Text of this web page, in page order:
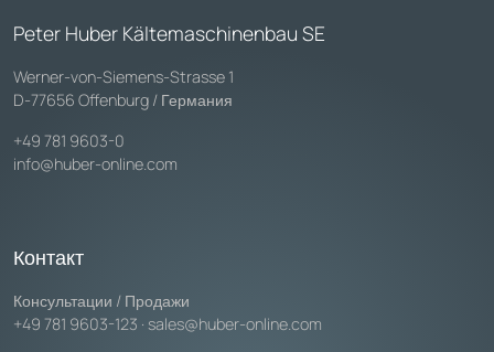
Peter Huber Kältemaschinenbau SE
Werner-von-Siemens-Strasse 1
D-77656 Offenburg / Германия
+49 781 9603-0
info@huber-online.com
Контакт
Консультации / Продажи
+49 781 9603-123 · sales@huber-online.com